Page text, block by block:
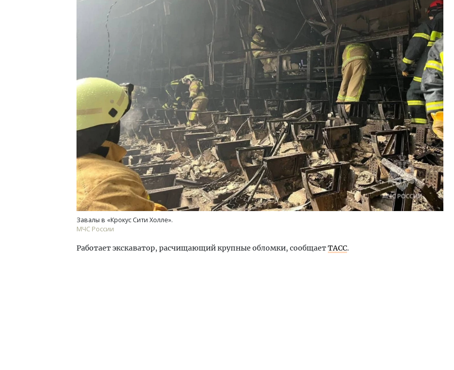
Завалы в «Крокус Сити Холле».
МЧС России
Работает экскаватор, расчищающий крупные обломки, сообщаетТАСС.